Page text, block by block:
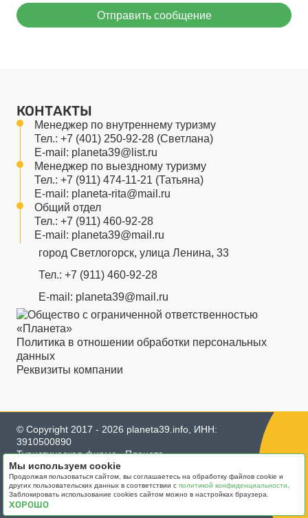
Отправить сообщение
КОНТАКТЫ
Менеджер по внутреннему туризму
Тел.: +7 (401) 250-92-28 (Светлана)
E-mail: planeta39@list.ru
Менеджер по выездному туризму
Тел.: +7 (911) 474-11-21 (Татьяна)
E-mail: planeta-rita@mail.ru
Общий отдел
Тел.: +7 (911) 460-92-28
E-mail: planeta39@mail.ru
город Светлогорск, улица Ленина, 33
Тел.: +7 (911) 460-92-28
E-mail: planeta39@mail.ru
Политика в отношении обработки персональных
данных
Реквизиты компании
© Copyright 2017 - 2026 planeta39.info, ИНН:
3910500890
Туристическая фирма «Планета»
Разработка сайта
webakira - Александр Кузнецов
Мы используем cookie
Продолжая пользоваться сайтом, вы соглашаетесь на обработку файлов cookie и
других пользовательских данных в соответствии с политикой конфиденциальности
Заблокировать использование cookies сайтом можно в настройках браузера.
ХОРОШО